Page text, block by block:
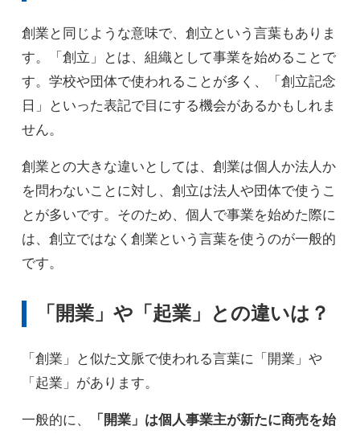
創業と同じような意味で、創立という言葉もありま
す。「創立」とは、組織として事業を始めることで
す。学校や団体で使われることが多く、「創立記念
日」といった表記で目にする機会があるかもしれま
せん。
創業との大きな違いとしては、創業は個人か法人か
を問わないことに対し、創立は法人や団体で使うこ
とが多いです。そのため、個人で事業を始めた際に
は、創立ではなく創業という言葉を使うのが一般的
です。
「開業」や「起業」との違いは？
「創業」と似た文脈で使われる言葉に「開業」や
「起業」があります。
一般的に、
「開業」は個人事業主が新たに商売を始